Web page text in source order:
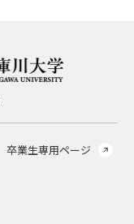
卒業生専用ページ